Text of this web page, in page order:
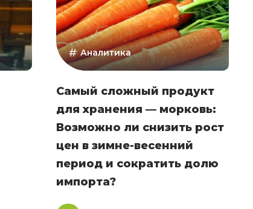
Аналитика
Самый сложный продукт
для хранения — морковь:
Возможно ли снизить рост
цен в зимне-весенний
период и сократить долю
импорта?